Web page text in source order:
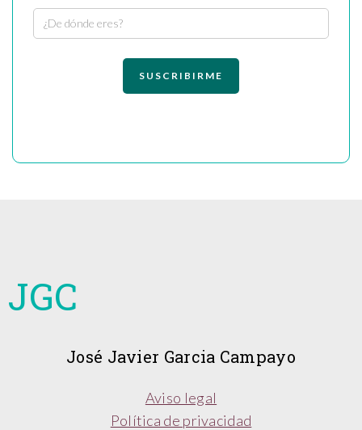
JGC
José Javier Garcia Campayo
Aviso legal
Política de privacidad